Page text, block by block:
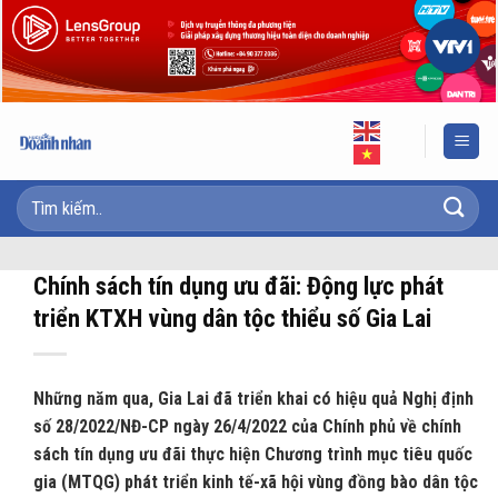
Skip
to
content
Chính sách tín dụng ưu đãi: Động lực phát
triển KTXH vùng dân tộc thiểu số Gia Lai
Những năm qua, Gia Lai đã triển khai có hiệu quả Nghị định
số 28/2022/NĐ-CP ngày 26/4/2022 của Chính phủ về chính
sách tín dụng ưu đãi thực hiện Chương trình mục tiêu quốc
gia (MTQG) phát triển kinh tế-xã hội vùng đồng bào dân tộc